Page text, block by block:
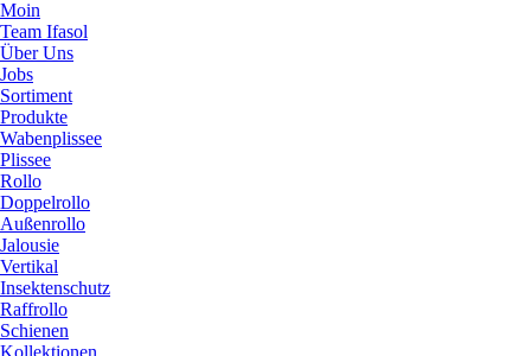
Moin
Team Ifasol
Über Uns
Jobs
Sortiment
Produkte
Wabenplissee
Plissee
Rollo
Doppelrollo
Außenrollo
Jalousie
Vertikal
Insektenschutz
Raffrollo
Schienen
Kollektionen